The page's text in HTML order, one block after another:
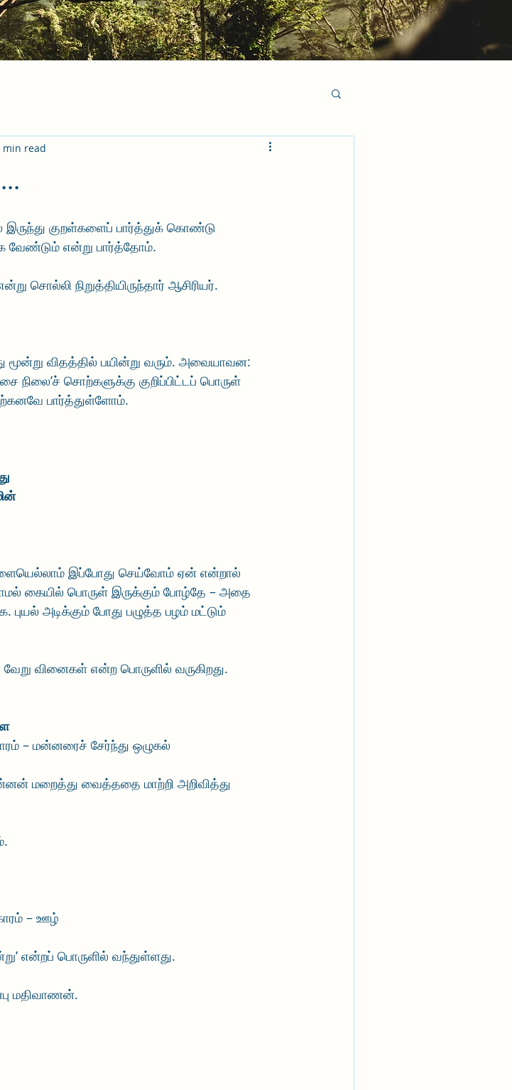
min read
இருந்து குறள்களைப் பார்த்துக் கொண்டு
வேண்டும் என்று பார்த்தோம்.
சொல்லி நிறுத்தியிருந்தார் ஆசிரியர்.
மூன்று விதத்தில் பயின்று வரும். அவையாவன:
நிலை’ச் சொற்களுக்கு குறிப்பிட்டப் பொருள்
பார்த்துள்ளோம்.
இப்போது செய்வோம் ஏன் என்றால்
கையில் பொருள் இருக்கும் போழ்தே – அதை
அடிக்கும் போது பழுத்த பழம் மட்டும்
வேறு வினைகள் என்ற பொருளில் வருகிறது.
– மன்னரைச் சேர்ந்து ஒழுகல்
– ஊழ்
என்றப் பொருளில் வந்துள்ளது.
மதிவாணன்.